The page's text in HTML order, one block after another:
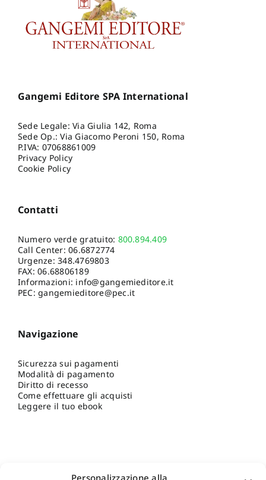
Personalizzazione alla
Gangemi Editore SPA International
Sede Legale: Via Giulia 142, Roma
Sede Op.: Via Giacomo Peroni 150, Roma
P.IVA: 07068861009
Privacy Policy
Cookie Policy
Contatti
Numero verde gratuito: 800.894.409
Call Center:06.6872774
Urgenze:348.4769803
FAX: 06.68806189
Informazioni: info@gangemieditore.it
PEC: gangemieditore@pec.it
Navigazione
Sicurezza sui pagamenti
Modalità di pagamento
Diritto di recesso
Come effettuare gli acquisti
Leggere il tuo ebook